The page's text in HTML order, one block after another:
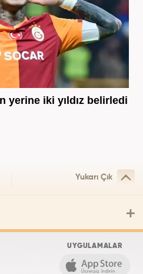
yerine iki yıldız belirledi
Yukarı Çık
UYGULAMALAR